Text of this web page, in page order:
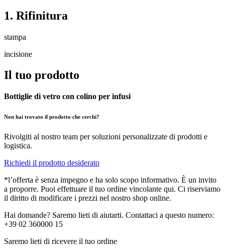
1. Rifinitura
stampa
incisione
Il tuo prodotto
Bottiglie di vetro con colino per infusi
Non hai trovato il prodotto che cerchi?
Rivolgiti al nostro team per soluzioni personalizzate di prodotti e
logistica.
Richiedi il prodotto desiderato
*l’offerta è senza impegno e ha solo scopo informativo. È un invito
a proporre. Puoi effettuare il tuo ordine vincolante qui. Ci riserviamo
il diritto di modificare i prezzi nel nostro shop online.
Hai domande? Saremo lieti di aiutarti. Contattaci a questo numero:
+39 02 360000 15
Saremo lieti di ricevere il tuo ordine